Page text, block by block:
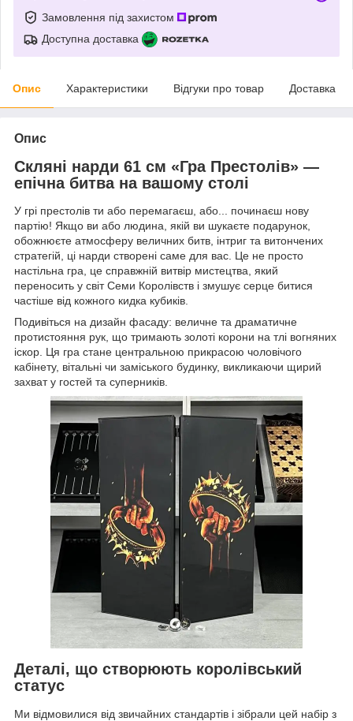
Замовлення під захистом
Доступна доставка
Опис Характеристики Відгуки про товар Доставка
Опис
Скляні нарди 61 см «Гра Престолів» —
епічна битва на вашому столі
У грі престолів ти або перемагаєш, або... починаєш нову
партію! Якщо ви або людина, якій ви шукаєте подарунок,
обожнюєте атмосферу величних битв, інтриг та витончених
стратегій, ці нарди створені саме для вас. Це не просто
настільна гра, це справжній витвір мистецтва, який
переносить у світ Семи Королівств і змушує серце битися
частіше від кожного кидка кубиків.
Подивіться на дизайн фасаду: величне та драматичне
протистояння рук, що тримають золоті корони на тлі вогняних
іскор. Ця гра стане центральною прикрасою чоловічого
кабінету, вітальні чи заміського будинку, викликаючи щирий
захват у гостей та суперників.
Деталі, що створюють королівський
статус
Ми відмовилися від звичайних стандартів і зібрали цей набір з